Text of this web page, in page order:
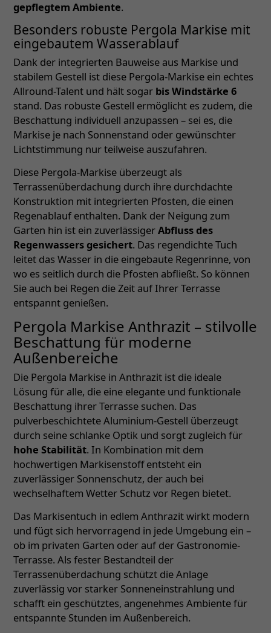
gepflegtem Ambiente.
Besonders robuste Pergola Markise mit
eingebautem Wasserablauf
Dank der integrierten Bauweise aus Markise und
stabilem Gestell ist diese Pergola-Markise ein echtes
Allround-Talent und hält sogar bis Windstärke 6
stand. Das robuste Gestell ermöglicht es zudem, die
Beschattung individuell anzupassen – sei es, die
Markise je nach Sonnenstand oder gewünschter
Lichtstimmung nur teilweise auszufahren.
Diese Pergola-Markise überzeugt als
Terrassenüberdachung durch ihre durchdachte
Konstruktion mit integrierten Pfosten, die einen
Regenablauf enthalten. Dank der Neigung zum
Garten hin ist ein zuverlässigerAbfluss des
Regenwassers gesichert. Das regendichte Tuch
leitet das Wasser in die eingebaute Regenrinne, von
wo es seitlich durch die Pfosten abfließt. So können
Sie auch bei Regen die Zeit auf Ihrer Terrasse
entspannt genießen.
Pergola Markise Anthrazit – stilvolle
Beschattung für moderne
Außenbereiche
Die Pergola Markise in Anthrazit ist die ideale
Lösung für alle, die eine elegante und funktionale
Beschattung ihrer Terrasse suchen. Das
pulverbeschichtete Aluminium-Gestell überzeugt
durch seine schlanke Optik und sorgt zugleich für
hohe Stabilität. In Kombination mit dem
hochwertigen Markisenstoff entsteht ein
zuverlässiger Sonnenschutz, der auch bei
wechselhaftem Wetter Schutz vor Regen bietet.
Das Markisentuch in edlem Anthrazit wirkt modern
und fügt sich hervorragend in jede Umgebung ein –
ob im privaten Garten oder auf der Gastronomie-
Terrasse. Als fester Bestandteil der
Terrassenüberdachung schützt die Anlage
zuverlässig vor starker Sonneneinstrahlung und
schafft ein geschütztes, angenehmes Ambiente für
entspannte Stunden im Außenbereich.